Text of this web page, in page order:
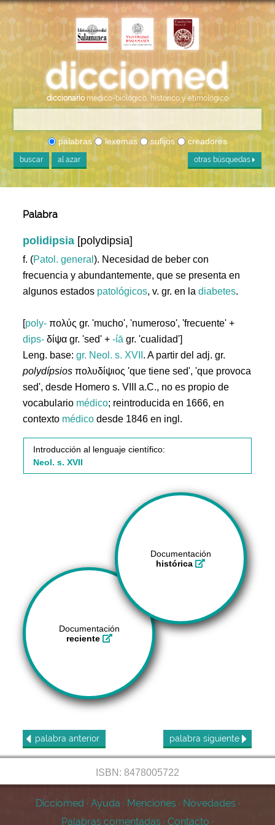
diccionario médico-biológico, histórico y etimológico
palabras lexemas sufijos creadores
buscar al azar otras búsquedas
Palabra
polidipsia [polydipsia]
f. (Patol. general). Necesidad de beber con
frecuencia y abundantemente, que se presenta en
algunos estados patológicos, v. gr. en ladiabetes.
[poly- πολύς gr. 'mucho', 'numeroso', 'frecuente' +
dips- δίψα gr. 'sed' +-íā gr. 'cualidad']
Leng. base:gr. Neol. s. XVII . A partir del adj. gr.
polydípsios πολυδίψιος 'que tiene sed', 'que provoca
sed', desde Homero s. VIII a.C., no es propio de
vocabulario médico; reintroducida en 1666, en
contexto médico desde 1846 en ingl.
Introducción al lenguaje científico:
Neol. s. XVII
Documentación
histórica
Documentación
reciente
palabra anterior palabra siguiente
ISBN: 8478005722
Dicciomed · Ayuda · Menciones · Novedades ·
Palabras comentadas · Contacto ·